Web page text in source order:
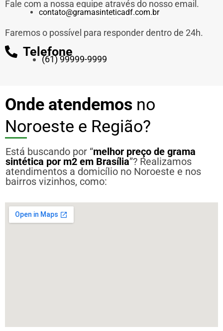
Fale com a nossa equipe através do nosso email.
contato@gramasinteticadf.com.br
Faremos o possível para responder dentro de 24h.
Telefone
(61) 99999-9999
Onde atendemos no
Noroeste e Região?
Está buscando por “melhor preço de grama
sintética por m2 em Brasília”? Realizamos
atendimentos a domicílio no Noroeste e nos
bairros vizinhos, como: